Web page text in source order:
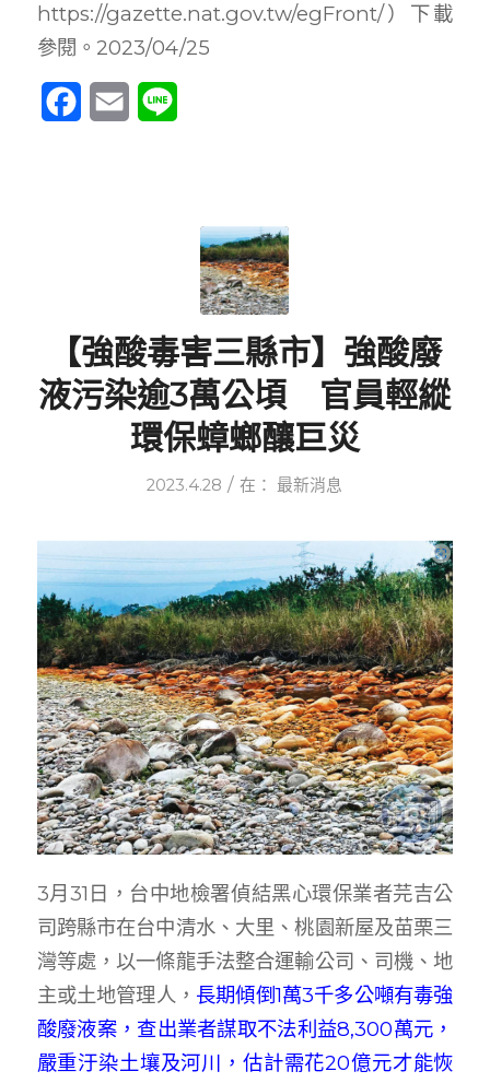
https://gazette.nat.gov.tw/egFront/）下載
參閱。2023/04/25
Facebook
Email
【強酸毒害三縣市】強酸廢
液污染逾3萬公頃 官員輕縱
環保蟑螂釀巨災
2023.4.28 / 在： 最新消息
3月31日，台中地檢署偵結黑心環保業者芫吉公
司跨縣市在台中清水、大里、桃園新屋及苗栗三
灣等處，以一條龍手法整合運輸公司、司機、地
主或土地管理人， 長期傾倒1萬3千多公噸有毒強
酸廢液案，查出業者謀取不法利益8,300萬元，
嚴重汙染土壤及河川，估計需花20億元才能恢